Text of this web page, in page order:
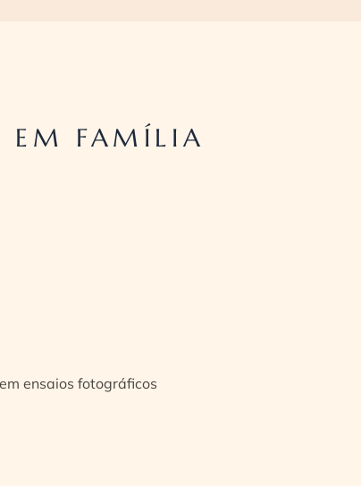
EM FAMÍLIA
ensaios fotográficos